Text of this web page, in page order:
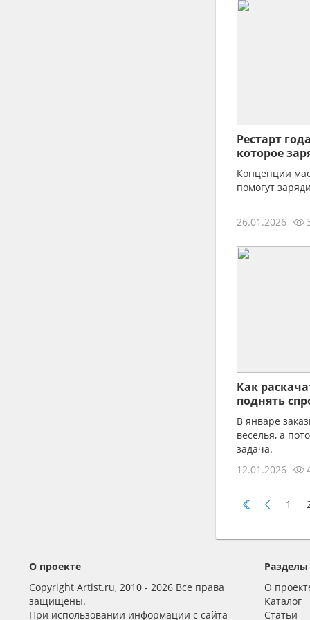
Рестарт
которое
вперёд
Концепции
помогут
26.01.2026
Как
поднять
праздников
В январе
веселья, а
задача.
12.01.2026
1
О проекте
Copyright Artist.ru, 2010 - 2026 Все права
защищены.
При использовании информации с сайта
Разделы
О
Каталог
Статьи